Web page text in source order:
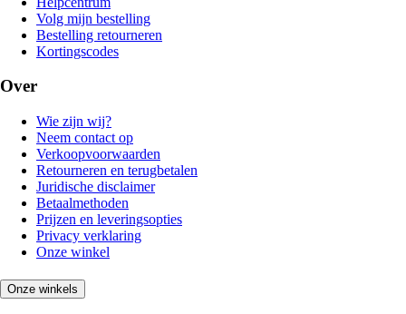
Volg mijn bestelling
Bestelling retourneren
Kortingscodes
Over
Wie zijn wij?
Neem contact op
Verkoopvoorwaarden
Retourneren en terugbetalen
Juridische disclaimer
Betaalmethoden
Prijzen en leveringsopties
Privacy verklaring
Onze winkel
Onze winkels